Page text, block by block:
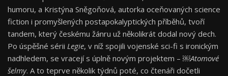
humoru, a Kristýna Sněgoňová, autorka oceňovaných science
fiction i promyšlených postapokalyptických příběhů, tvoří
tandem, který českému žánru už několikrát dodal nový dech.
Po úspěšné sérii Legie, v níž spojili vojenské sci-fi s ironickým
nadhledem, se vracejí s úplně novým projektem – ​￼​Atomové
šelmy. A to teprve několik týdnů poté, co čtenáři dočetli